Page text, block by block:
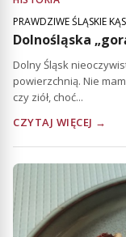
PRAWDZIWE ŚLĄSKIE
Dolnośląska
Dolny Śląsk
powierzchnią. Nie
czy ziół, choć...
CZYTAJ WIĘCEJ →